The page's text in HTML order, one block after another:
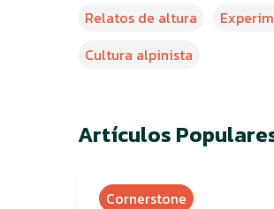
Relatos de altura
Cultura alpinista
Artículos
Cornerstone